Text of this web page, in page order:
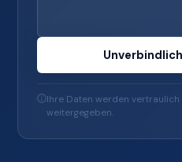
Ihre Daten werden
weitergegeben.